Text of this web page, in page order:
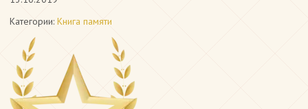
Категории: Книга памяти